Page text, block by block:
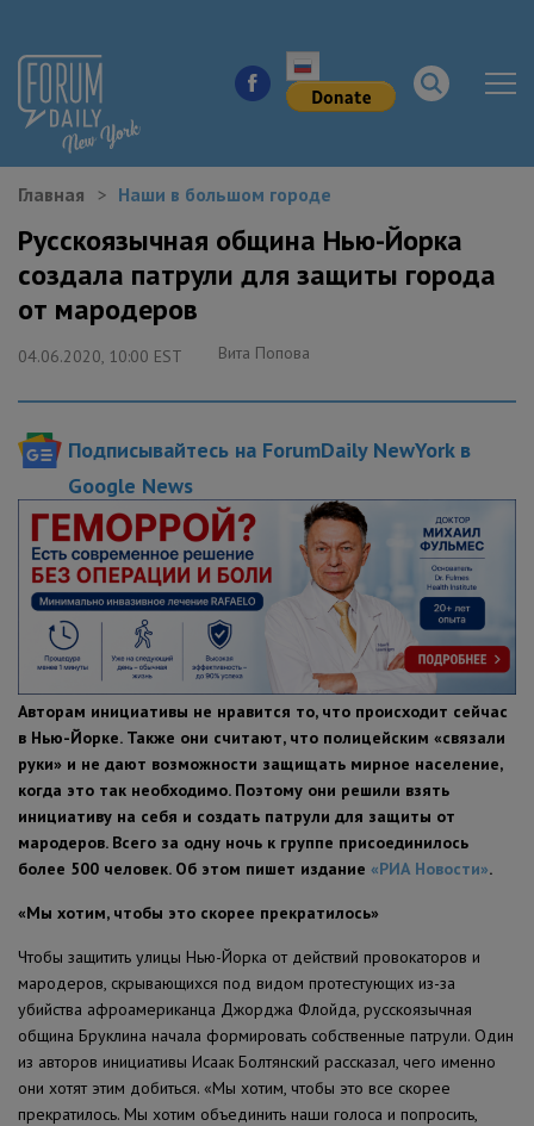
КУДА ПОЙТИ В ГОРОДЕ
ЗДОРОВЬЕ
ЖИЛЬЕ
ОБРАЗОВАНИЕ
ПОЛЕЗНЫЕ СОВЕТЫ
Главная Наши в большом городе
Русскоязычная община Нью-Йорка
создала патрули для защиты города
от мародеров
04.06.2020, 10:00 EST Вита Попова
Подписывайтесь на ForumDaily NewYork в
Google News
Авторам инициативы не нравится то, что происходит сейчас
в Нью-Йорке. Также они считают, что полицейским «связали
руки» и не дают возможности защищать мирное население,
когда это так необходимо. Поэтому они решили взять
инициативу на себя и создать патрули для защиты от
мародеров. Всего за одну ночь к группе присоединилось
более 500 человек. Об этом пишет издание «РИА Новости».
«Мы хотим, чтобы это скорее прекратилось»
Чтобы защитить улицы Нью-Йорка от действий провокаторов и
мародеров, скрывающихся под видом протестующих из-за
убийства афроамериканца Джорджа Флойда, русскоязычная
община Бруклина начала формировать собственные патрули. Один
из авторов инициативы Исаак Болтянский рассказал, чего именно
они хотят этим добиться. «Мы хотим, чтобы это все скорее
прекратилось. Мы хотим объединить наши голоса и попросить,